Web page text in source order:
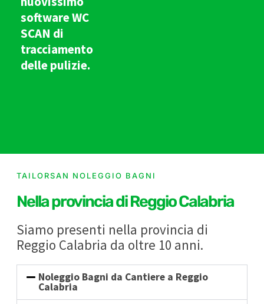
software WC
SCAN di
tracciamento
delle pulizie.
TAILORSAN NOLEGGIO BAGNI
Nella provincia di Reggio Calabria
Siamo presenti nella provincia di
Reggio Calabria da oltre 10 anni.
Noleggio Bagni da Cantiere a Reggio
Calabria